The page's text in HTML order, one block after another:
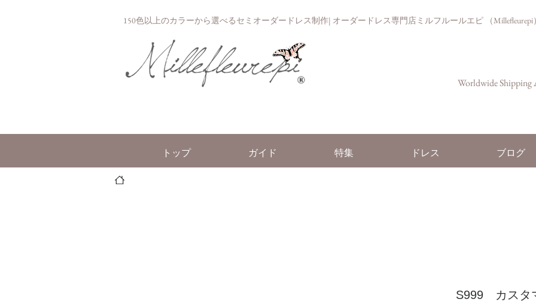
150色以上のカラーから選べるセミオーダードレス制作| オーダードレス専門店ミルフルールエピ （Millefleurepi
Worldwide Shipping
トップ ガイド 特集 ドレス ブログ
S999 カスタ